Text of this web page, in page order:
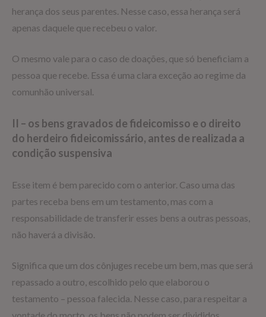
herança dos seus parentes. Nesse caso, essa herança será
apenas daquele que recebeu o valor.
O mesmo vale para o caso de doações, que só beneficiam a
pessoa que recebe. Essa é uma clara exceção ao regime da
comunhão universal.
II – os bens gravados de fideicomisso e o direito
do herdeiro fideicomissário, antes de realizada a
condição suspensiva
Esse item é bem parecido com o anterior. Caso uma das
partes receba bens em um testamento, mas com a
responsabilidade de transferir esses bens a outras pessoas,
não haverá a divisão.
Significa que um dos cônjuges recebe um bem, mas que será
repassado a outro, escolhido pelo que elaborou o
testamento – pessoa falecida. Nesse caso, para respeitar a
vontade do morto, os bens não podem ser divididos.